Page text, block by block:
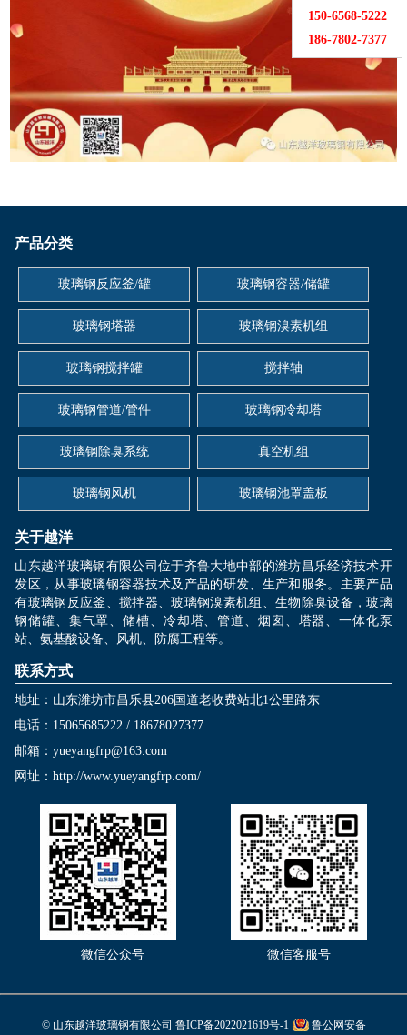
产品分类
玻璃钢反应釜/罐 玻璃钢容器/储罐
玻璃钢塔器 玻璃钢溴素机组
玻璃钢搅拌罐 搅拌轴
玻璃钢管道/管件 玻璃钢冷却塔
玻璃钢除臭系统 真空机组
玻璃钢风机 玻璃钢池罩盖板
关于越洋
山东越洋玻璃钢有限公司位于齐鲁大地中部的潍坊昌乐经济技术开
发区，从事玻璃钢容器技术及产品的研发、生产和服务。主要产品
有玻璃钢反应釜、搅拌器、玻璃钢溴素机组、生物除臭设备，玻璃
钢储罐、集气罩、储槽、冷却塔、管道、烟囱、塔器、一体化泵
站、氨基酸设备、风机、防腐工程等。
联系方式
地址：山东潍坊市昌乐县206国道老收费站北1公里路东
电话：15065685222 / 18678027377
邮箱：yueyangfrp@163.com
网址：http://www.yueyangfrp.com/
微信公众号 微信客服号
© 山东越洋玻璃钢有限公司 鲁ICP备2022021619号-1 鲁公网安备
150-6568-5222
186-7802-7377